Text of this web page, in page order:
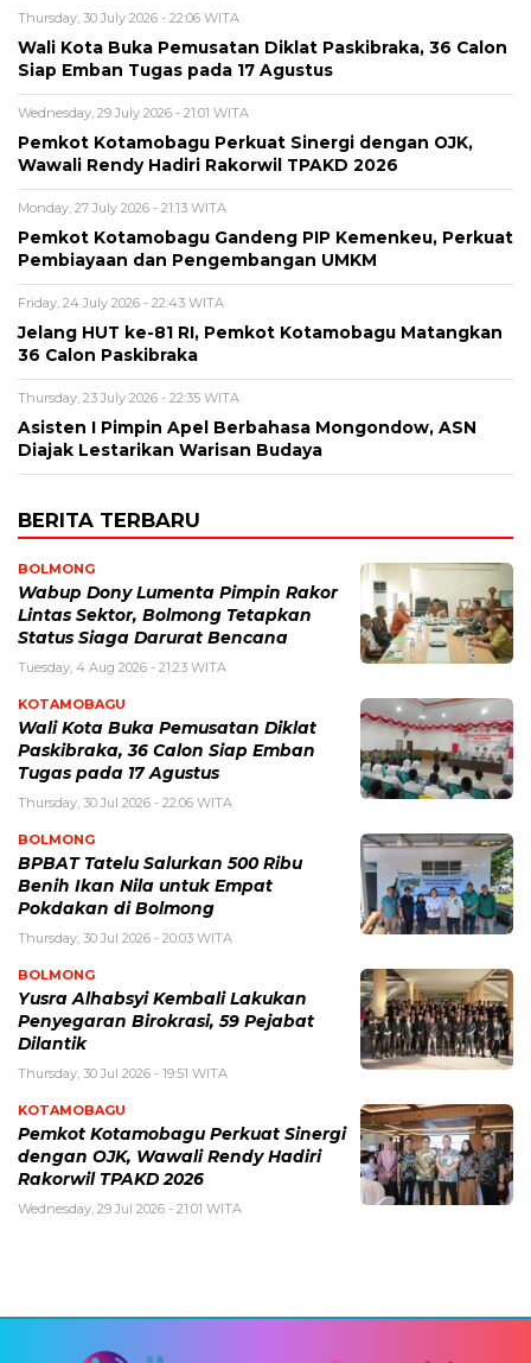
Thursday, 30 July 2026 - 22:06 WITA
Wali Kota Buka Pemusatan Diklat Paskibraka, 36 Calon
Siap Emban Tugas pada 17 Agustus
Wednesday, 29 July 2026 - 21:01 WITA
Pemkot Kotamobagu Perkuat Sinergi dengan OJK,
Wawali Rendy Hadiri Rakorwil TPAKD 2026
Monday, 27 July 2026 - 21:13 WITA
Pemkot Kotamobagu Gandeng PIP Kemenkeu, Perkuat
Pembiayaan dan Pengembangan UMKM
Friday, 24 July 2026 - 22:43 WITA
Jelang HUT ke-81 RI, Pemkot Kotamobagu Matangkan
36 Calon Paskibraka
Thursday, 23 July 2026 - 22:35 WITA
Asisten I Pimpin Apel Berbahasa Mongondow, ASN
Diajak Lestarikan Warisan Budaya
BERITA TERBARU
BOLMONG
Wabup Dony Lumenta Pimpin Rakor
Lintas Sektor, Bolmong Tetapkan
Status Siaga Darurat Bencana
Tuesday, 4 Aug 2026 - 21:23 WITA
KOTAMOBAGU
Wali Kota Buka Pemusatan Diklat
Paskibraka, 36 Calon Siap Emban
Tugas pada 17 Agustus
Thursday, 30 Jul 2026 - 22:06 WITA
BOLMONG
BPBAT Tatelu Salurkan 500 Ribu
Benih Ikan Nila untuk Empat
Pokdakan di Bolmong
Thursday, 30 Jul 2026 - 20:03 WITA
BOLMONG
Yusra Alhabsyi Kembali Lakukan
Penyegaran Birokrasi, 59 Pejabat
Dilantik
Thursday, 30 Jul 2026 - 19:51 WITA
KOTAMOBAGU
Pemkot Kotamobagu Perkuat Sinergi
dengan OJK, Wawali Rendy Hadiri
Rakorwil TPAKD 2026
Wednesday, 29 Jul 2026 - 21:01 WITA